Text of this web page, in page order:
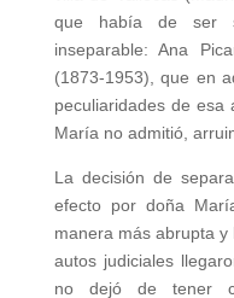
que había de ser
inseparable: Ana
(1873-1953), que en
peculiaridades de esa
María no admitió,
La decisión de
efecto por doña
manera más abrupta
autos judiciales
no dejó de tener